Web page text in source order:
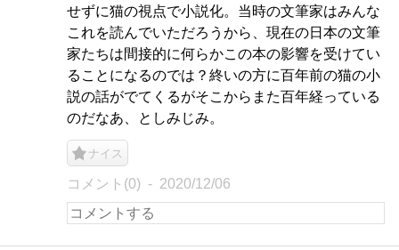
せずに猫の視点で小説化。当時の文筆家はみんな
これを読んでいただろうから、現在の日本の文筆
家たちは間接的に何らかこの本の影響を受けてい
ることになるのでは？終いの方に百年前の猫の小
説の話がでてくるがそこからまた百年経っている
のだなあ、としみじみ。
ナイス
コメント(0) 2020/12/06